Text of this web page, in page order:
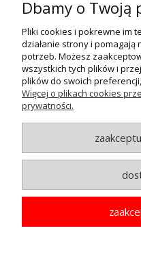
© MAXSOTE 2026.
pokaż
Dbamy o Twoją
Pliki cookies i pokrewne im
działanie strony i
potrzeb. Możesz
wszystkich tych plików i
plików do swoich
Więcej o plikach cookies
prywatności.